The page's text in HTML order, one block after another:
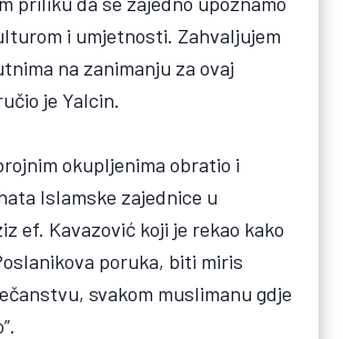
i umjetnosti. Zahvaljujem
na zanimanju za ovaj
je Yalcin.
okupljenima obratio i
Islamske zajednice u
ef. Kavazović koji je rekao kako
poruka, biti miris
svakom muslimanu gdje